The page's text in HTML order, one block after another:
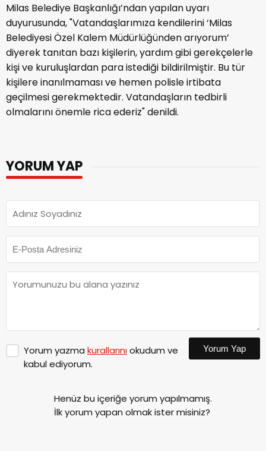
Milas Belediye Başkanlığı’ndan yapılan uyarı
duyurusunda, "Vatandaşlarımıza kendilerini ‘Milas
Belediyesi Özel Kalem Müdürlüğünden arıyorum’
diyerek tanıtan bazı kişilerin, yardım gibi gerekçelerle
kişi ve kuruluşlardan para istediği bildirilmiştir. Bu tür
kişilere inanılmaması ve hemen polisle irtibata
geçilmesi gerekmektedir. Vatandaşların tedbirli
olmalarını önemle rica ederiz" denildi.
YORUM YAP
Yorum yazma kurallarınıokudum ve
kabul ediyorum.
Yorum Yap
Henüz bu içeriğe yorum yapılmamış.
İlk yorum yapan olmak ister misiniz?